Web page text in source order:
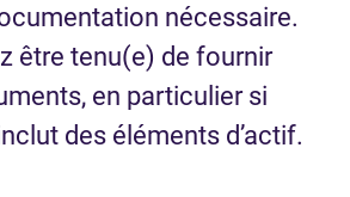
nécessaire.
être tenu(e) de fournir
en particulier si
des éléments d’actif.